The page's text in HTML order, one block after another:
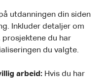
utdanningen din siden
Inkluder detaljer om
prosjektene du har
du valgte.
arbeid: Hvis du har